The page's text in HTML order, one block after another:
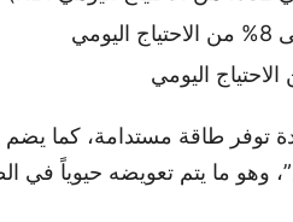
توفر طاقة مستدامة، كما
وهو ما يتم تعويضه حيوياً في